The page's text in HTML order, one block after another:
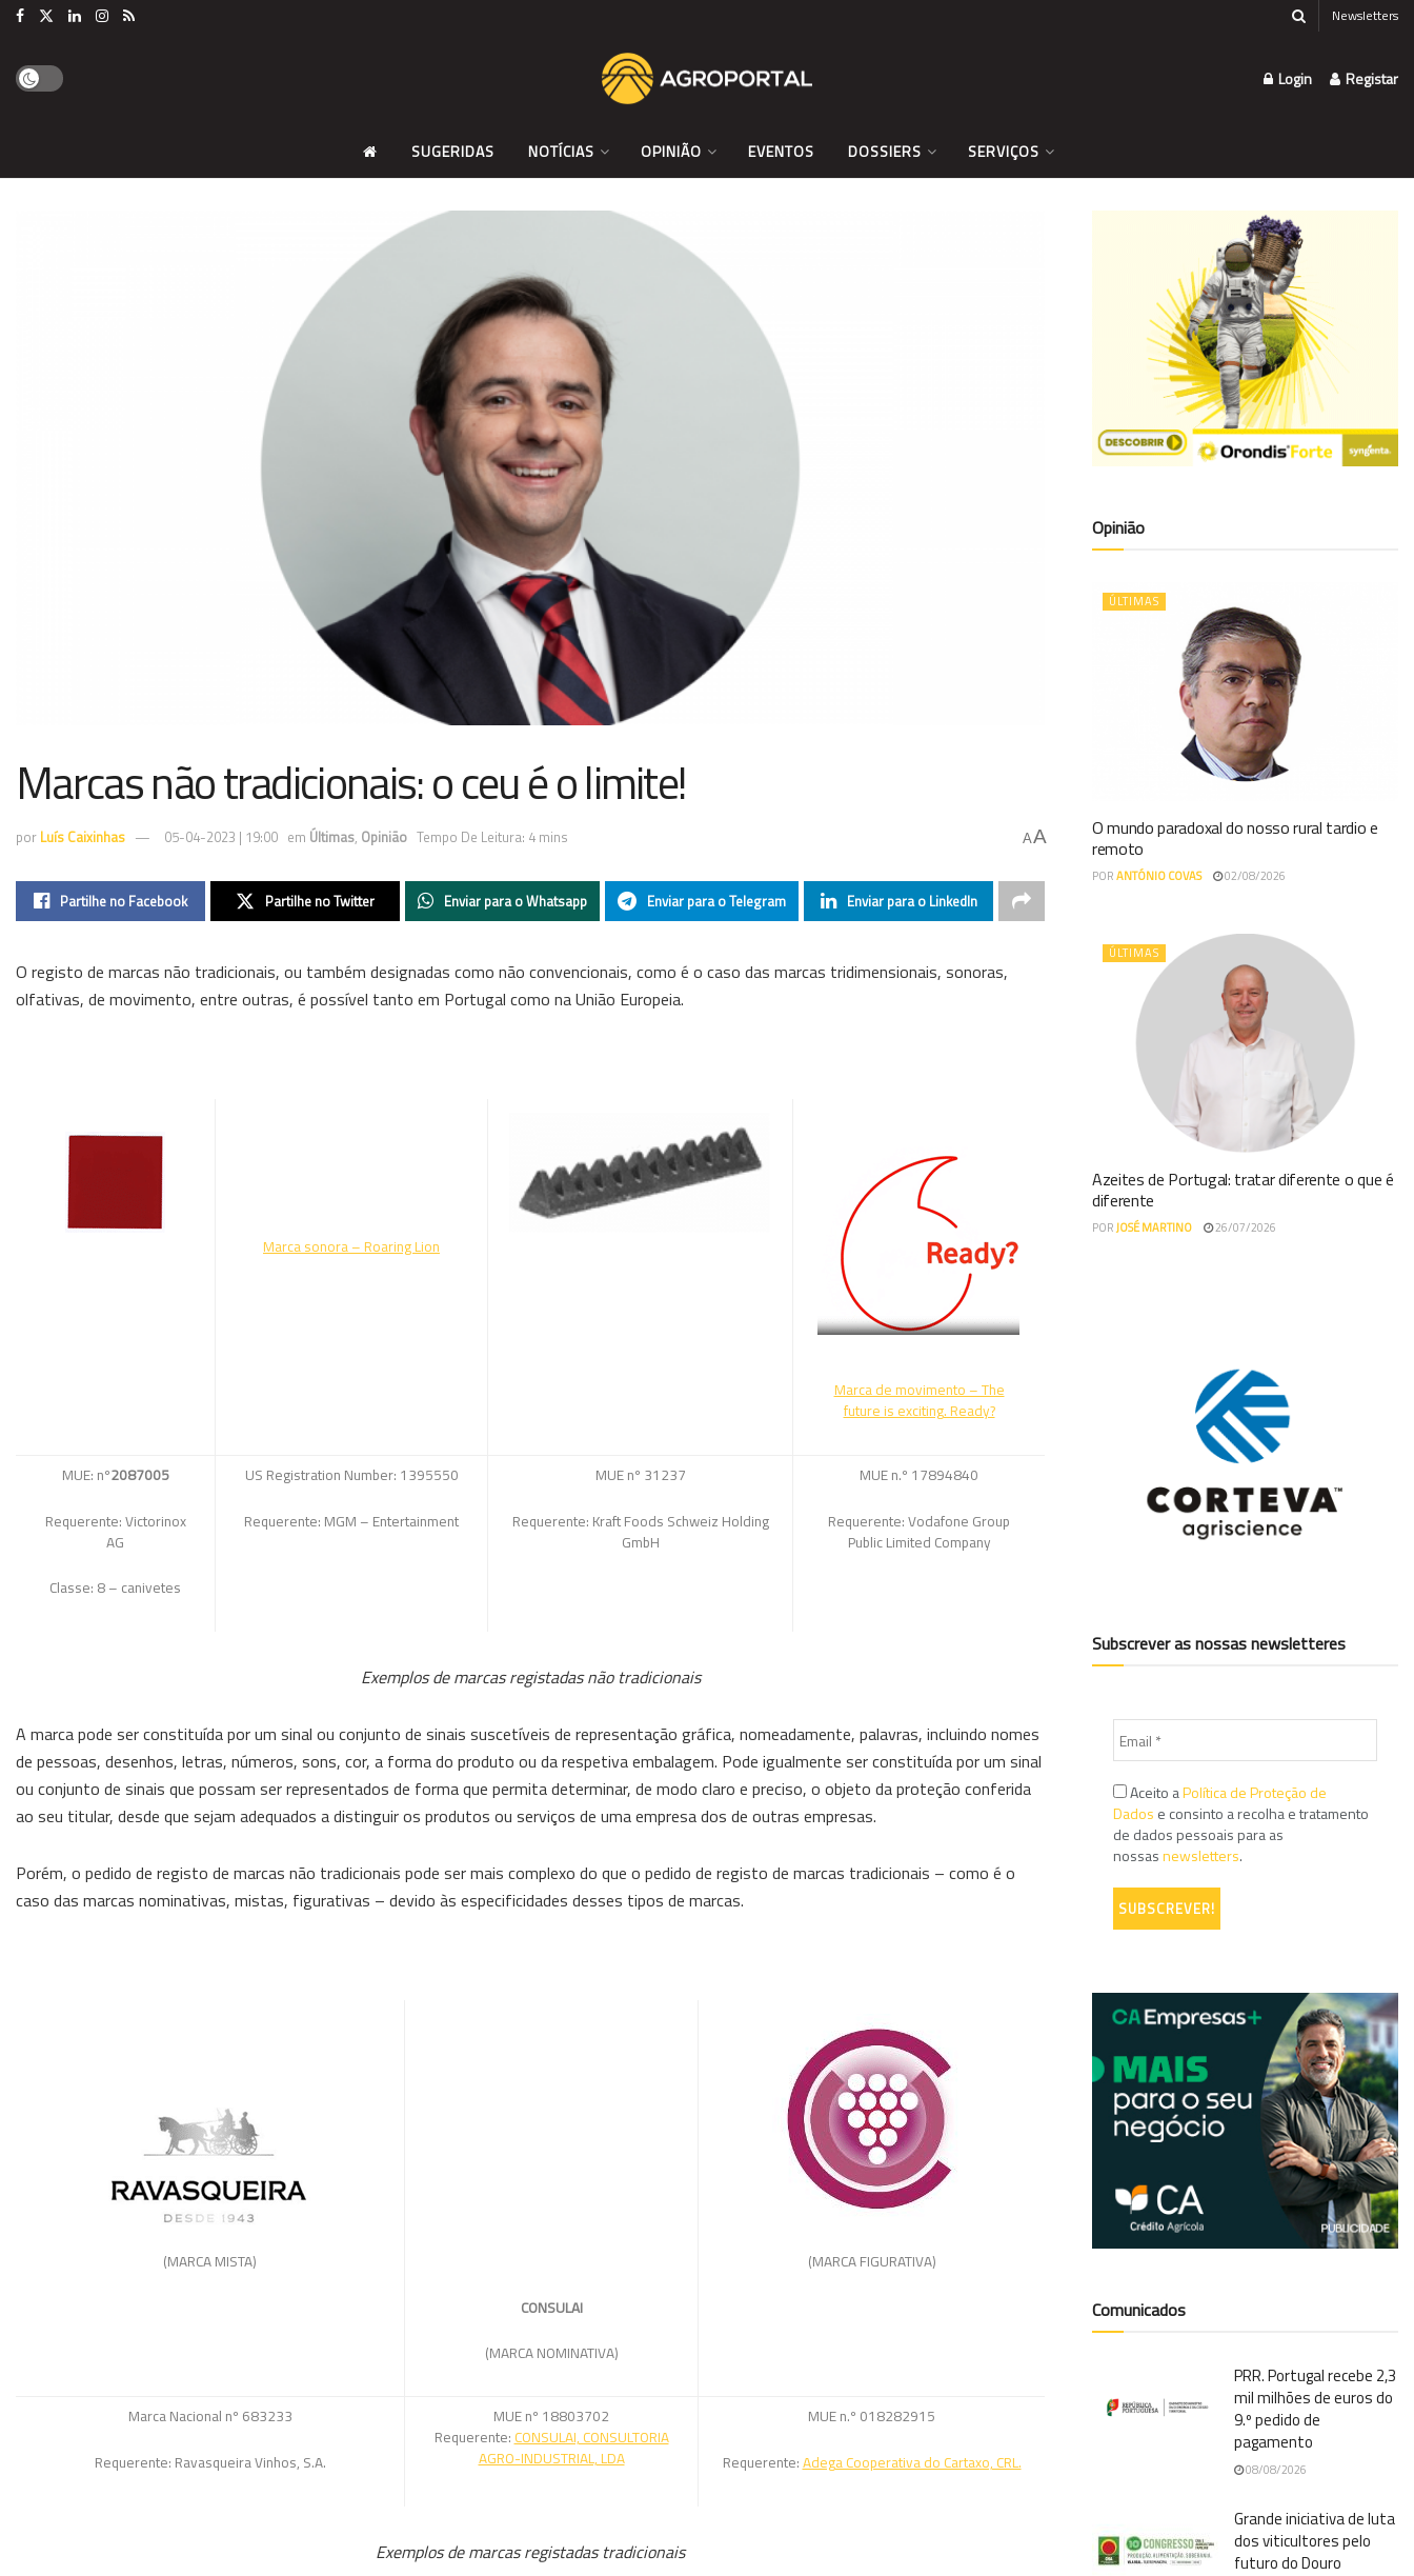
Newsletters
Login Registar
SUGERIDAS NOTÍCIAS OPINIÃO EVENTOS DOSSIERS SERVIÇOS
Marcas não tradicionais: o ceu é o limite!
por Luís Caixinhas 05-04-2023 | 19:00 em Últimas, Opinião Tempo De Leitura: 4 mins AA
Partilhe no Facebook Partilhe no Twitter Enviar para o Whatsapp Enviar para o Telegram Enviar para o LinkedIn
O registo de marcas não tradicionais, ou também designadas como não convencionais, como é o caso das marcas tridimensionais, sonoras,
olfativas, de movimento, entre outras, é possível tanto em Portugal como na União Europeia.
Marca sonora – Roaring Lion
Marca de movimento – The
future is exciting. Ready?
MUE: nº2087005
Requerente: Victorinox
AG
Classe: 8 – canivetes
US Registration Number: 1395550
Requerente: MGM – Entertainment
MUE nº 31237
Requerente: Kraft Foods Schweiz Holding
GmbH
MUE n.º 17894840
Requerente: Vodafone Group
Public Limited Company
Exemplos de marcas registadas não tradicionais
A marca pode ser constituída por um sinal ou conjunto de sinais suscetíveis de representação gráfica, nomeadamente, palavras, incluindo nomes
de pessoas, desenhos, letras, números, sons, cor, a forma do produto ou da respetiva embalagem. Pode igualmente ser constituída por um sinal
ou conjunto de sinais que possam ser representados de forma que permita determinar, de modo claro e preciso, o objeto da proteção conferida
ao seu titular, desde que sejam adequados a distinguir os produtos ou serviços de uma empresa dos de outras empresas.
Porém, o pedido de registo de marcas não tradicionais pode ser mais complexo do que o pedido de registo de marcas tradicionais – como é o
caso das marcas nominativas, mistas, figurativas – devido às especificidades desses tipos de marcas.
(MARCA MISTA)
CONSULAI
(MARCA NOMINATIVA)
(MARCA FIGURATIVA)
Marca Nacional nº 683233
Requerente: Ravasqueira Vinhos, S.A.
MUE nº 18803702
Requerente: CONSULAI, CONSULTORIA
AGRO-INDUSTRIAL, LDA
MUE n.º 018282915
Requerente: Adega Cooperativa do Cartaxo, CRL.
Exemplos de marcas registadas tradicionais
Opinião
ÚLTIMAS
O mundo paradoxal do nosso rural tardio e
remoto
PORANTÓNIO COVAS 02/08/2026
ÚLTIMAS
Azeites de Portugal: tratar diferente o que é
diferente
PORJOSÉ MARTINO 26/07/2026
Subscrever as nossas newsletteres
Aceito aPolítica de Proteção de
Dados e consinto a recolha e tratamento
de dados pessoais para as
nossasnewsletters.
Comunicados
PRR. Portugal recebe 2,3
mil milhões de euros do
9.º pedido de
pagamento
08/08/2026
Grande iniciativa de luta
dos viticultores pelo
futuro do Douro